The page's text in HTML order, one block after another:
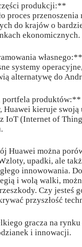
produkcji:**
proces
do krajów o
ekonomicznych.
własnego:**
systemy
alternatywę do
produktów:**
Huawei kieruje swoją
IoT (Internet of
Huawei można
upadki, ale
innowowania.
i wolą walki,
Czy jesteś
przyszłość
gracza na
i innowacji.